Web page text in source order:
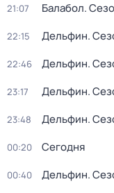
21:07 Балабол.
22:15 Дельфин.
22:46 Дельфин.
23:17 Дельфин.
23:48 Дельфин.
00:20 Сегодня
00:40 Дельфин.